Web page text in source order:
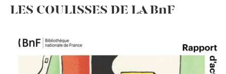
LES COULISSES DE LA BnF